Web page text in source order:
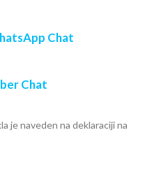
Chat
Chat
je naveden na deklaraciji na